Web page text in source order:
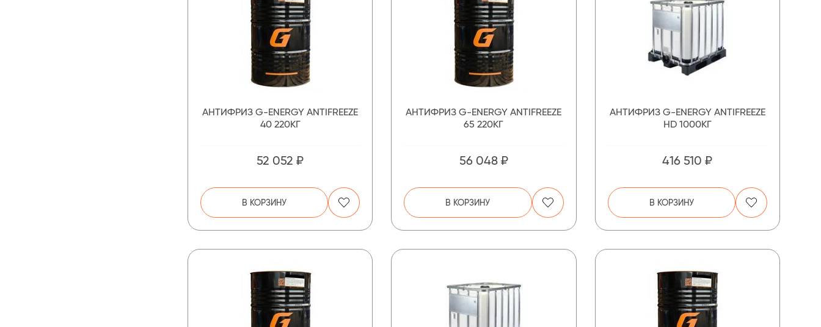
АНТИФРИЗ G-ENERGY ANTIFREEZE
40 220КГ
52 052 ₽
В КОРЗИНУ
АНТИФРИЗ G-ENERGY ANTIFREEZE
65 220КГ
56 048 ₽
В КОРЗИНУ
АНТИФРИЗ G-ENERGY ANTIFREEZE
HD 1000КГ
416 510 ₽
В КОРЗИНУ